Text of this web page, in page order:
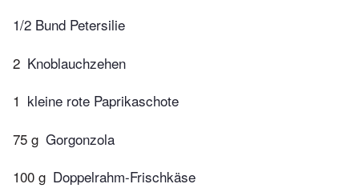
1/2 Bund Petersilie
2 Knoblauchzehen
1 kleine rote Paprikaschote
75 g Gorgonzola
100 g Doppelrahm-Frischkäse